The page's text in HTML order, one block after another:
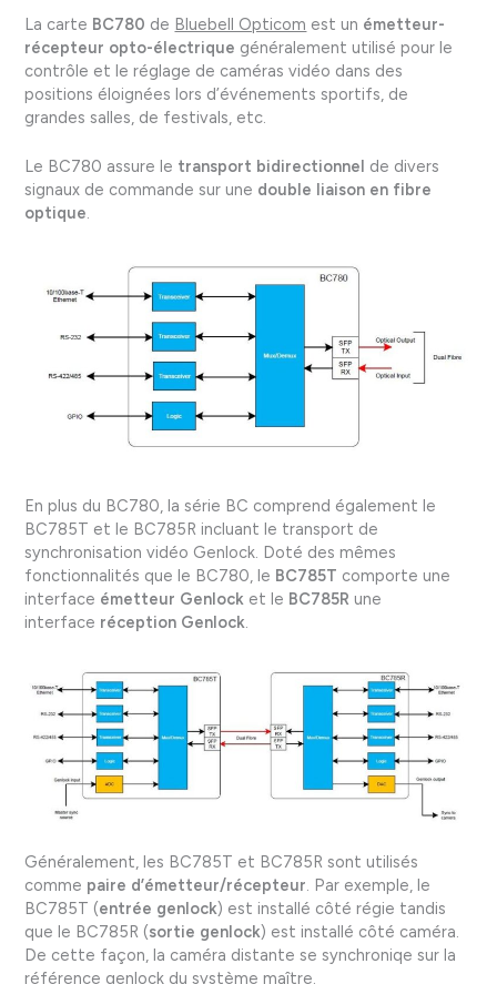
La carte BC780 de Bluebell Opticom est un émetteur-
récepteur opto-électrique généralement utilisé pour le
contrôle et le réglage de caméras vidéo dans des
positions éloignées lors d’événements sportifs, de
grandes salles, de festivals, etc.
Le BC780 assure le transport bidirectionnel de divers
signaux de commande sur une double liaison en fibre
optique.
En plus du BC780, la série BC comprend également le
BC785T et le BC785R incluant le transport de
synchronisation vidéo Genlock. Doté des mêmes
fonctionnalités que le BC780, le BC785T comporte une
interface émetteur Genlock et le BC785R une
interface réception Genlock.
Généralement, les BC785T et BC785R sont utilisés
comme paire d’émetteur/récepteur. Par exemple, le
BC785T (entrée genlock) est installé côté régie tandis
que le BC785R (sortie genlock) est installé côté caméra.
De cette façon, la caméra distante se synchroniqe sur la
référence genlock du système maître.